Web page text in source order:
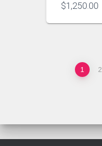
$1,250.00
1 2